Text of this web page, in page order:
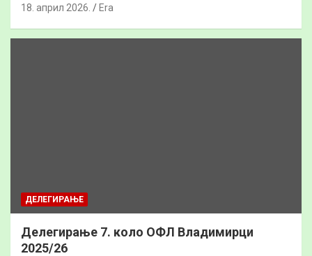
18. април 2026. Era
ДЕЛЕГИРАЊЕ
Делегирање 7. коло ОФЛ Владимирци
2025/26